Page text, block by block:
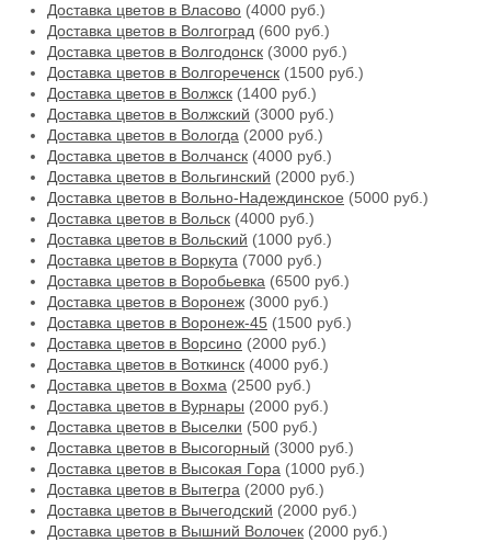
Доставка цветов в Власово (4000 руб.)
Доставка цветов в Волгоград (600 руб.)
Доставка цветов в Волгодонск (3000 руб.)
Доставка цветов в Волгореченск (1500 руб.)
Доставка цветов в Волжск (1400 руб.)
Доставка цветов в Волжский (3000 руб.)
Доставка цветов в Вологда (2000 руб.)
Доставка цветов в Волчанск (4000 руб.)
Доставка цветов в Вольгинский (2000 руб.)
Доставка цветов в Вольно-Надеждинское (5000 руб.)
Доставка цветов в Вольск (4000 руб.)
Доставка цветов в Вольский (1000 руб.)
Доставка цветов в Воркута (7000 руб.)
Доставка цветов в Воробьевка (6500 руб.)
Доставка цветов в Воронеж (3000 руб.)
Доставка цветов в Воронеж-45 (1500 руб.)
Доставка цветов в Ворсино (2000 руб.)
Доставка цветов в Воткинск (4000 руб.)
Доставка цветов в Вохма (2500 руб.)
Доставка цветов в Вурнары (2000 руб.)
Доставка цветов в Выселки (500 руб.)
Доставка цветов в Высогорный (3000 руб.)
Доставка цветов в Высокая Гора (1000 руб.)
Доставка цветов в Вытегра (2000 руб.)
Доставка цветов в Вычегодский (2000 руб.)
Доставка цветов в Вышний Волочек (2000 руб.)